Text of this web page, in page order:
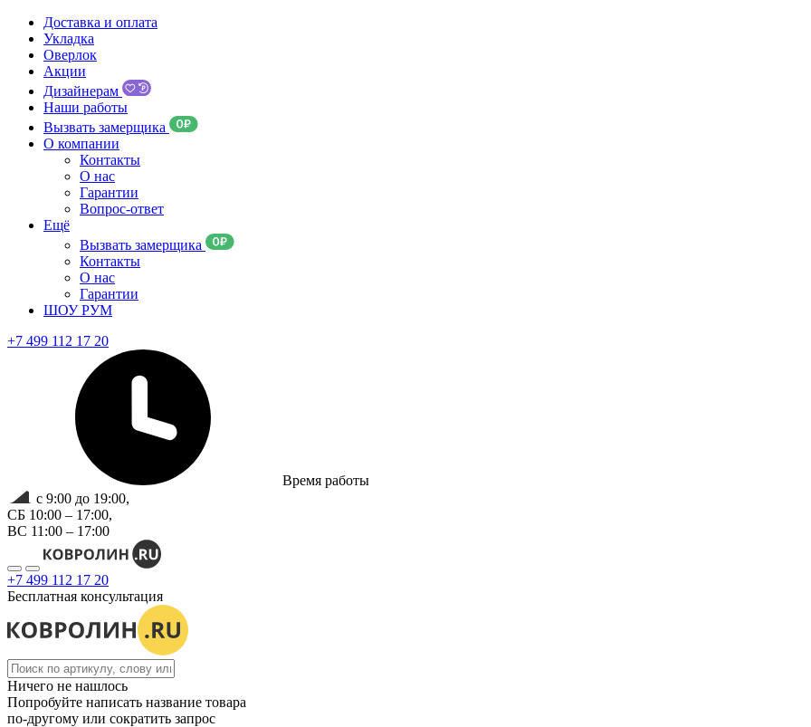
Доставка и оплата
Укладка
Оверлок
Акции
Дизайнерам
Наши работы
Вызвать замерщика
О компании
Контакты
О нас
Гарантии
Вопрос-ответ
Ещё
Вызвать замерщика
Контакты
О нас
Гарантии
ШОУ РУМ
+7 499 112 17 20
Время работы
с 9:00 до 19:00,
СБ 10:00 – 17:00,
ВС 11:00 – 17:00
+7 499 112 17 20
Бесплатная консультация
Ничего не нашлось
Попробуйте написать название товара
по-другому или сократить запрос